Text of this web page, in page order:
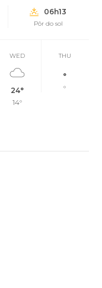
06h13
Pôr do sol
WED
24°
14°
THU
°
°